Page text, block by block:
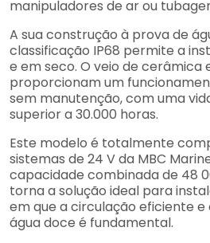
manipuladores de ar ou
A sua construção à prova de
classificação IP68 permite a
e em seco. O veio de cerâmica
proporcionam um
sem manutenção, com uma
superior a 30.000 horas.
Este modelo é totalmente
sistemas de 24 V da MBC
capacidade combinada de 48
torna a solução ideal para
em que a circulação eficiente
água doce é fundamental.